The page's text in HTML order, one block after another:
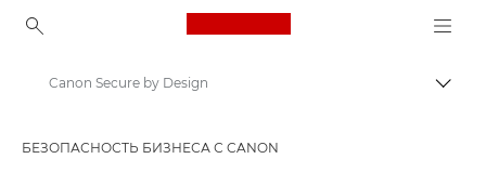
Canon Logo, back to
Canon Secure by Design
БЕЗОПАСНОСТЬ БИЗНЕСА С CANON